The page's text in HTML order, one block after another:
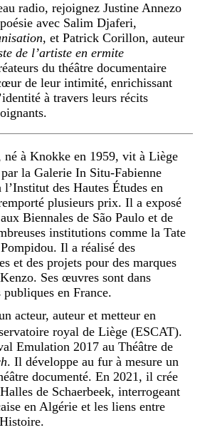
radio, rejoignez Justine Annezo
avec Salim Djaferi,
, et Patrick Corillon, auteur
de l’artiste en ermite
du théâtre documentaire
de leur intimité, enrichissant
à travers leurs récits
né à Knokke en 1959, vit à Liège
la Galerie In Situ-Fabienne
des Hautes Études en
plusieurs prix. Il a exposé
Biennales de São Paulo et de
institutions comme la Tate
Il a réalisé des
et des projets pour des marques
Ses œuvres sont dans
en France.
acteur, auteur et metteur en
royal de Liège (ESCAT).
Emulation 2017 au Théâtre de
. Il développe au fur à mesure un
documenté. En 2021, il crée
de Schaerbeek, interrogeant
en Algérie et les liens entre